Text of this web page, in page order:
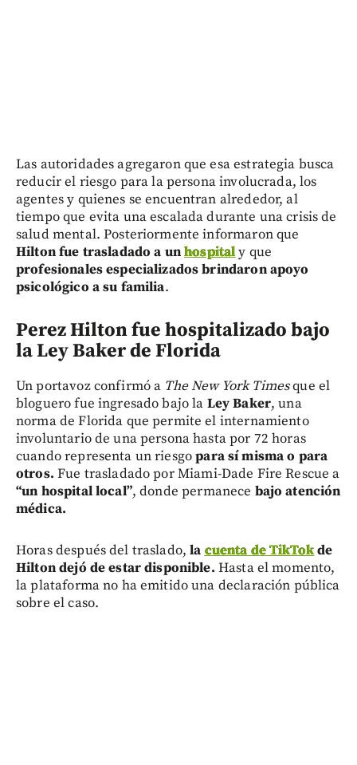
Las autoridades agregaron que esa estrategia busca
reducir el riesgo para la persona involucrada, los
agentes y quienes se encuentran alrededor, al
tiempo que evita una escalada durante una crisis de
salud mental. Posteriormente informaron que
Hilton fue trasladado a unhospitaly que
profesionales especializados brindaron apoyo
psicológico a su familia.
Perez Hilton fue hospitalizado bajo
la Ley Baker de Florida
Un portavoz confirmó a The New York Timesque el
bloguero fue ingresado bajo la Ley Baker, una
norma de Florida que permite el internamiento
involuntario de una persona hasta por 72 horas
cuando representa un riesgopara sí misma o para
otros. Fue trasladado por Miami-Dade Fire Rescue a
“un hospital local”, donde permanece bajo atención
médica.
Horas después del traslado,la cuenta de TikTokde
Hilton dejó de estar disponible. Hasta el momento,
la plataforma no ha emitido una declaración pública
sobre el caso.